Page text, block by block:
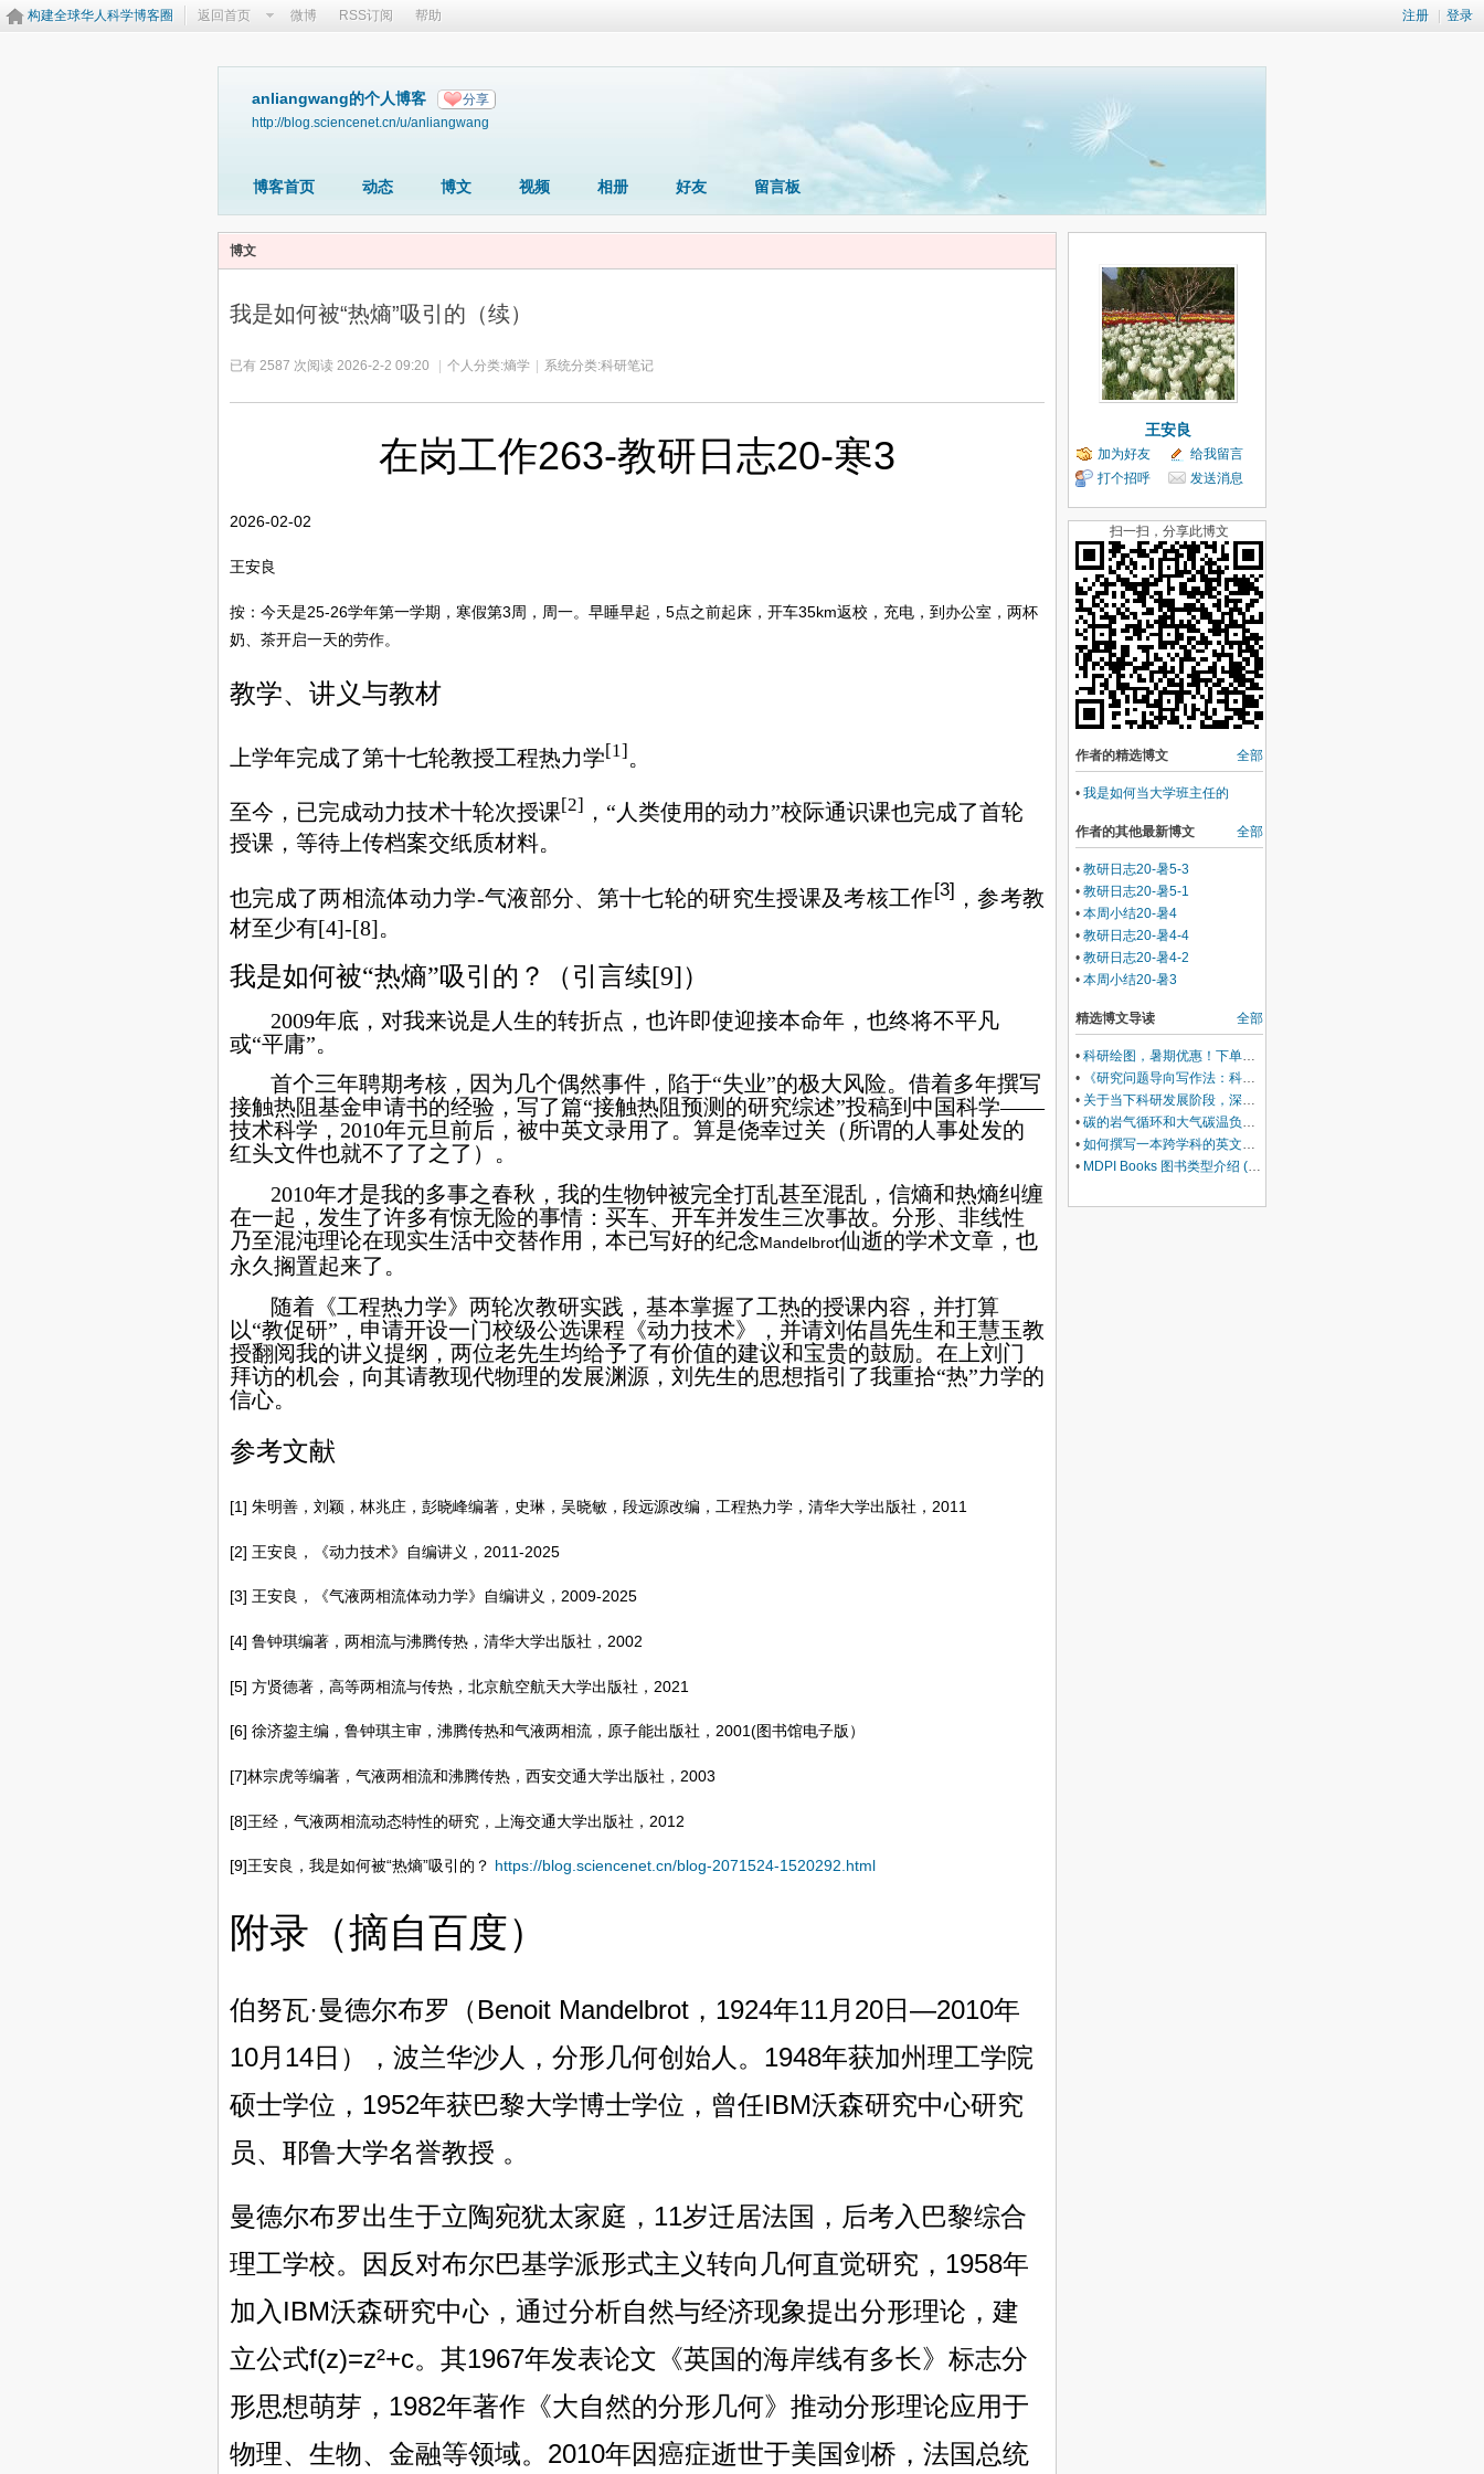
注册 登录
构建全球华人科学博客圈 返回首页 微博 RSS订阅 帮助
anliangwang的个人博客 分享
http://blog.sciencenet.cn/u/anliangwang
博客首页 动态 博文 视频 相册 好友 留言板
博文
我是如何被“热熵”吸引的（续）
已有 2587 次阅读 2026-2-2 09:20 个人分类:熵学 系统分类:科研笔记
在岗工作263-教研日志20-寒3
2026-02-02
王安良
按：今天是25-26学年第一学期，寒假第3周，周一。早睡早起，5点之前起床，开车35km返校，充电，到办公室，两杯
奶、茶开启一天的劳作。
教学、讲义与教材
上学年完成了第十七轮教授工程热力学[1]。
至今，已完成动力技术十轮次授课[2]
，“人类使用的动力”校际通识课也完成了首轮
授课，等待上传档案交纸质材料。
也完成了两相流体动力学-气液部分、第十七轮的研究生授课及考核工作[3]
，参考教
材至少有[4]-[8]。
我是如何被“热熵”吸引的？（引言续[9]）
2009年底，对我来说是人生的转折点，也许即使迎接本命年，也终将不平凡
或“平庸”。
首个三年聘期考核，因为几个偶然事件，陷于“失业”的极大风险。 借着多年撰写
接触热阻基金申请书的经验，写了篇“接触热阻预测的研究综述”投稿到中国科学——
技术科学，2010年元旦前后，被中英文录用了。算是侥幸过关（所谓的人事处发的
红头文件也就不了了之了）。
2010年才是我的多事之春秋，我的生物钟被完全打乱甚至混乱，信熵和热熵纠缠
在一起，发生了许多有惊无险的事情：买车、开车并发生三次事故。分形、非线性
乃至混沌理论在现实生活中交替作用，本已写好的纪念Mandelbrot仙逝的学术文章，也
永久搁置起来了。
随着《工程热力学》两轮次教研实践，基本掌握了工热的授课内容，并打算
以“教促研”，申请开设一门校级公选课程《动力技术》，并请刘佑昌先生和王慧玉教
授翻阅我的讲义提纲，两位老先生均给予了有价值的建议和宝贵的鼓励。在上刘门
拜访的机会，向其请教现代物理的发展渊源，刘先生的思想指引了我重拾“热”力学的
信心。
参考文献
[1] 朱明善，刘颖，林兆庄，彭晓峰编著，史琳，吴晓敏，段远源改编，工程热力学，清华大学出版社，2011
[2] 王安良，《动力技术》自编讲义，2011-2025
[3] 王安良，《气液两相流体动力学》自编讲义，2009-2025
[4] 鲁钟琪编著，两相流与沸腾传热，清华大学出版社，2002
[5] 方贤德著，高等两相流与传热，北京航空航天大学出版社，2021
[6] 徐济鋆主编，鲁钟琪主审，沸腾传热和气液两相流，原子能出版社，2001(图书馆电子版）
[7]林宗虎等编著，气液两相流和沸腾传热，西安交通大学出版社，2003
[8]王经，气液两相流动态特性的研究，上海交通大学出版社，2012
[9]王安良，我是如何被“热熵”吸引的？ https://blog.sciencenet.cn/blog-2071524-1520292.html
附录（摘自百度）
伯努瓦·曼德尔布罗（Benoit Mandelbrot，1924年11月20日—2010年
10月14日），波兰华沙人，分形几何创始人。1948年获加州理工学院
硕士学位，1952年获巴黎大学博士学位，曾任IBM沃森研究中心研究
员、耶鲁大学名誉教授 。
曼德尔布罗出生于立陶宛犹太家庭，11岁迁居法国，后考入巴黎综合
理工学校。因反对布尔巴基学派形式主义转向几何直觉研究，1958年
加入IBM沃森研究中心，通过分析自然与经济现象提出分形理论，建
立公式f(z)=z²+c。其1967年发表论文《英国的海岸线有多长》标志分
形思想萌芽，1982年著作《大自然的分形几何》推动分形理论应用于
物理、生物、金融等领域。2010年因癌症逝世于美国剑桥，法国总统
王安良
加为好友
给我留言
打个招呼
发送消息
扫一扫，分享此博文
全部
作者的精选博文
• 我是如何当大学班主任的
全部
作者的其他最新博文
• 教研日志20-暑5-3
• 教研日志20-暑5-1
• 本周小结20-暑4
• 教研日志20-暑4-4
• 教研日志20-暑4-2
• 本周小结20-暑3
全部
精选博文导读
• 科研绘图，暑期优惠！下单立减500元
•
《研究问题导向写作法：科研萌新首篇SCI/SSCI通关笔记》前言
• 关于当下科研发展阶段，深耕学术交流内生价值的相关建议
• 碳的岩气循环和大气碳温负反馈调节机制
• 如何撰写一本跨学科的英文国际学术专著
• MDPI Books 图书类型介绍 (三)：Edited Book